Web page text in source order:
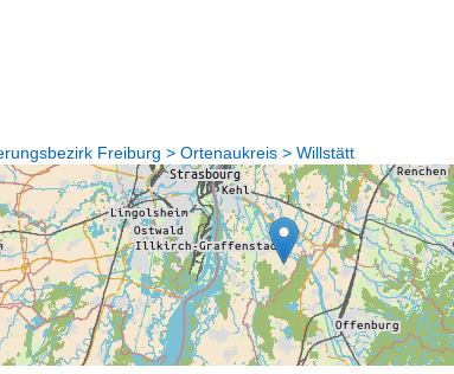
Freiburg > Ortenaukreis > Willstätt